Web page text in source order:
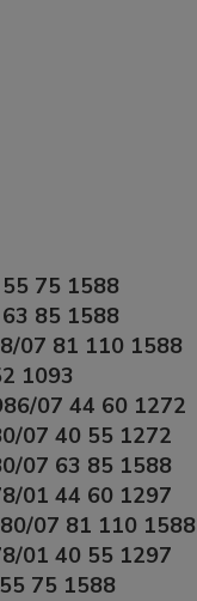
75 1588
85 1588
07 81 110 1588
1093
07 44 60 1272
07 40 55 1272
07 63 85 1588
01 44 60 1297
07 81 110 1588
01 40 55 1297
75 1588